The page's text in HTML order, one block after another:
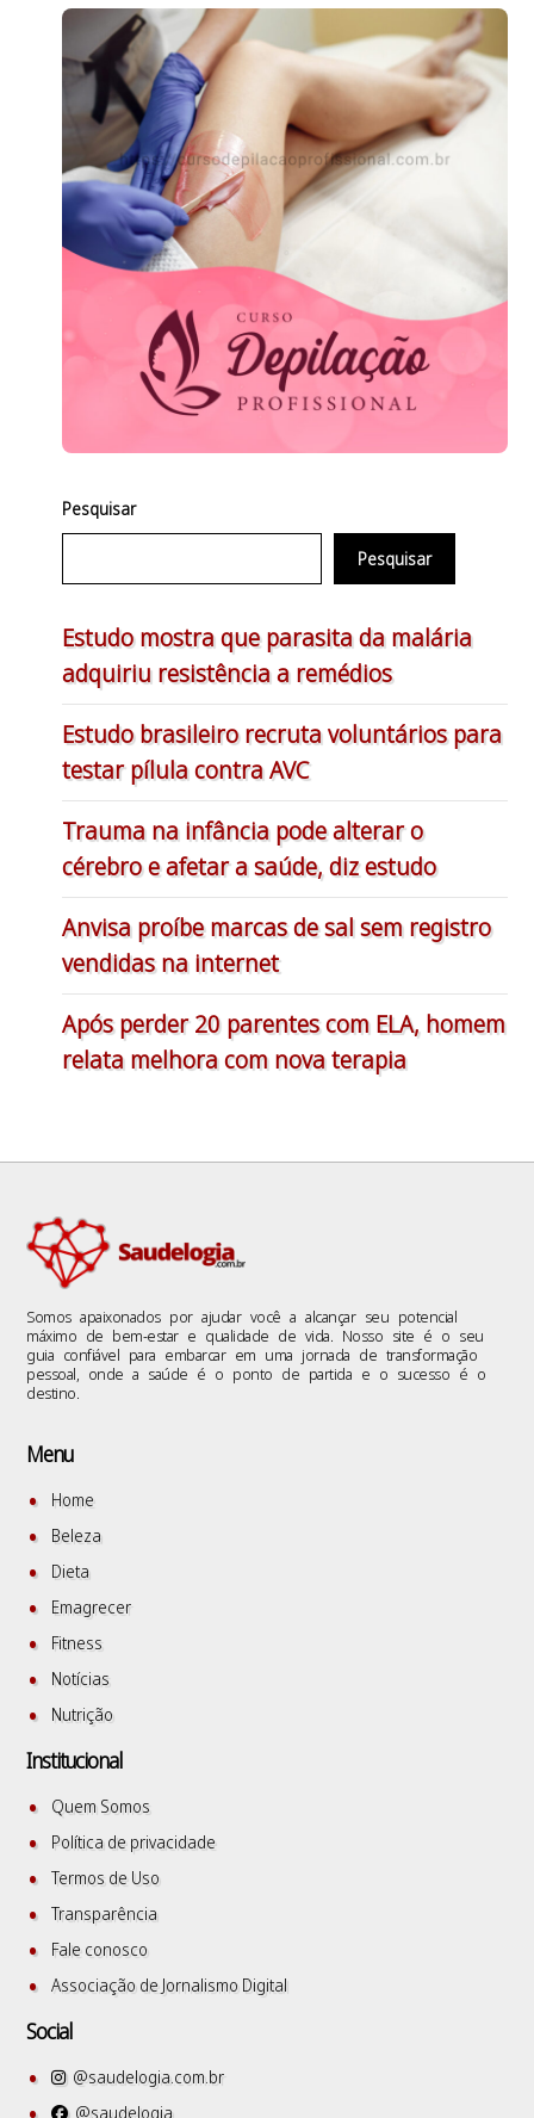
Pesquisar
Pesquisar
Estudo mostra que parasita da malária
adquiriu resistência a remédios
Estudo brasileiro recruta voluntários para
testar pílula contra AVC
Trauma na infância pode alterar o
cérebro e afetar a saúde, diz estudo
Anvisa proíbe marcas de sal sem registro
vendidas na internet
Após perder 20 parentes com ELA, homem
relata melhora com nova terapia
Somos apaixonados por ajudar você a alcançar seu potencial
máximo de bem-estar e qualidade de vida. Nosso site é o seu
guia confiável para embarcar em uma jornada de transformação
pessoal, onde a saúde é o ponto de partida e o sucesso é o
destino.
Menu
Home
Beleza
Dieta
Emagrecer
Fitness
Notícias
Nutrição
Institucional
Quem Somos
Política de privacidade
Termos de Uso
Transparência
Fale conosco
Associação de Jornalismo Digital
Social
@saudelogia.com.br
@saudelogia